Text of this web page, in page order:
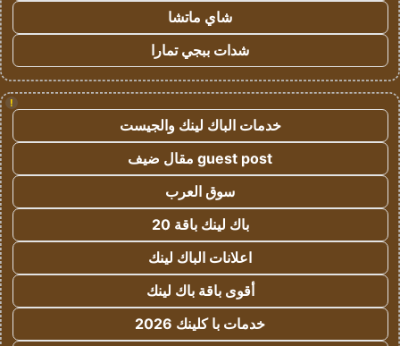
شاي ماتشا
شدات ببجي تمارا
!
خدمات الباك لينك والجيست
guest post مقال ضيف
سوق العرب
باك لينك باقة 20
اعلانات الباك لينك
أقوى باقة باك لينك
خدمات با كلينك 2026